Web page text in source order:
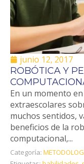
junio 12, 2017
ROBÓTICA Y
En un momento
extraescolares
muchos sentidos,
beneficios de la
computacional‬,...
Categoría: